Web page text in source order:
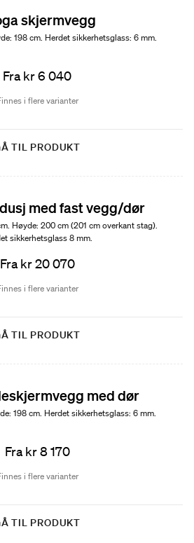
skjermvegg
198 cm. Herdet sikkerhetsglass: 6 mm.
Fra kr 6 040
i flere varianter
TIL PRODUKT
med fast vegg/dør
Høyde: 200 cm (201 cm overkant stag).
sikkerhetsglass 8 mm.
Fra kr 20 070
i flere varianter
TIL PRODUKT
med dør
198 cm. Herdet sikkerhetsglass: 6 mm.
Fra kr 8 170
i flere varianter
TIL PRODUKT